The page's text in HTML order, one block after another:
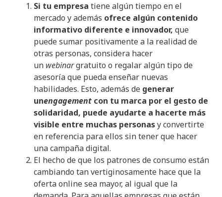
Si tu empresa tiene algún tiempo en el
mercado y además ofrece algún contenido
informativo diferente e innovador, que
puede sumar positivamente a la realidad de
otras personas, considera hacer
un webinargratuito o regalar algún tipo de
asesoría que pueda enseñar nuevas
habilidades. Esto, además de generar
unengagement con tu marca por el gesto de
solidaridad, puede ayudarte a hacerte más
visible entre muchas personasy convertirte
en referencia para ellos sin tener que hacer
una campaña digital.
El hecho de que los patrones de consumo están
cambiando tan vertiginosamente hace que la
oferta online sea mayor, al igual que la